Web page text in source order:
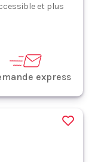
et plus
express